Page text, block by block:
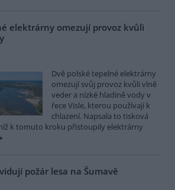
elektrárny omezují provoz kvůli
Dvě polské tepelné elektrárny
omezují svůj provoz kvůli vlně
veder a nízké hladině vody v
řece Visle, kterou používají k
chlazení. Napsala to tisková
k tomuto kroku přistoupily elektrárny
požár lesa na Šumavě